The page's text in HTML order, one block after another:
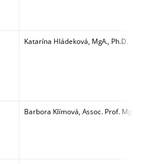
Katarína Hládeková, MgA., Ph.D.
Barbora Klímová, Assoc. Prof. MgA.,